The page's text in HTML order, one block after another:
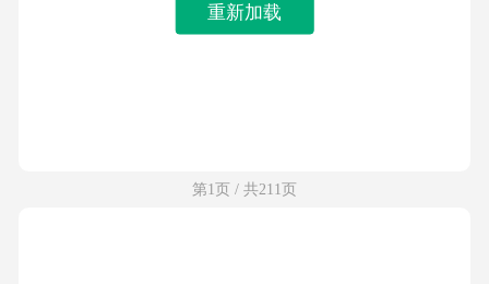
重新加载
第1页 / 共211页